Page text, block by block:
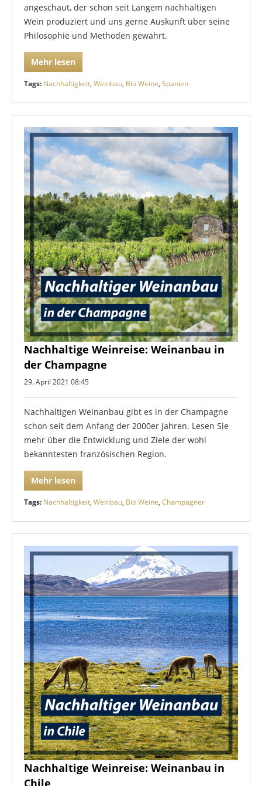
angeschaut, der schon seit Langem nachhaltigen
Wein produziert und uns gerne Auskunft über seine
Philosophie und Methoden gewährt.
Mehr lesen
Tags: Nachhaltigkeit, Weinbau, Bio Weine, Spanien
Nachhaltige Weinreise: Weinanbau in
der Champagne
29. April 2021 08:45
Nachhaltigen Weinanbau gibt es in der Champagne
schon seit dem Anfang der 2000er Jahren. Lesen Sie
mehr über die Entwicklung und Ziele der wohl
bekanntesten französischen Region.
Mehr lesen
Tags: Nachhaltigkeit, Weinbau, Bio Weine, Champagner
Nachhaltige Weinreise: Weinanbau in